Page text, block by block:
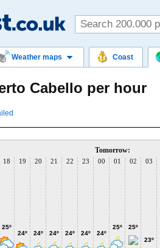
Weather maps Coast
Cabello per hour
18
25º
19
24º
20
24º
21
24º
22
24º
23
24º
Tomorrow:
00
24º
01
25º
02
25º
03
23º